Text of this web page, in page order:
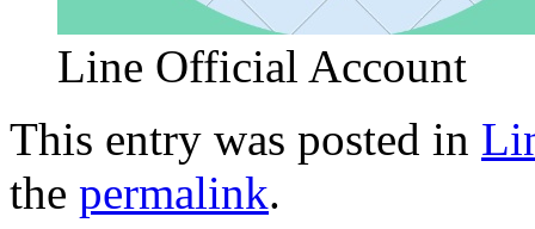
Line Official Account
This entry was posted in
the permalink.